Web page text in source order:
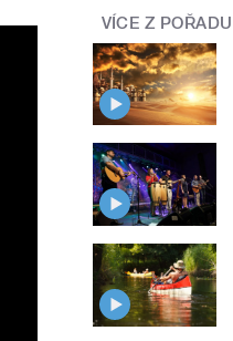
VÍCE Z POŘADU